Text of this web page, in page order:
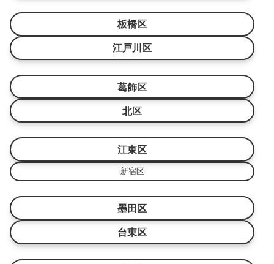
板橋区
江戸川区
葛飾区
北区
江東区
新宿区
墨田区
台東区